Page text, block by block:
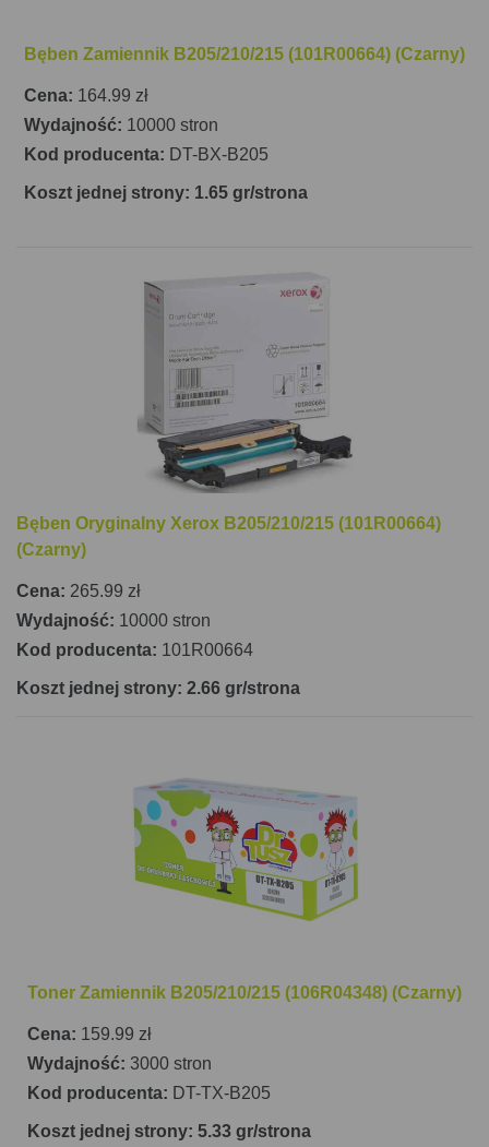
Bęben Zamiennik B205/210/215 (101R00664) (Czarny)
Cena: 164.99 zł
Wydajność: 10000 stron
Kod producenta: DT-BX-B205
Koszt jednej strony: 1.65 gr/strona
Bęben Oryginalny Xerox B205/210/215 (101R00664)
(Czarny)
Cena: 265.99 zł
Wydajność: 10000 stron
Kod producenta: 101R00664
Koszt jednej strony: 2.66 gr/strona
Toner Zamiennik B205/210/215 (106R04348) (Czarny)
Cena: 159.99 zł
Wydajność: 3000 stron
Kod producenta: DT-TX-B205
Koszt jednej strony: 5.33 gr/strona